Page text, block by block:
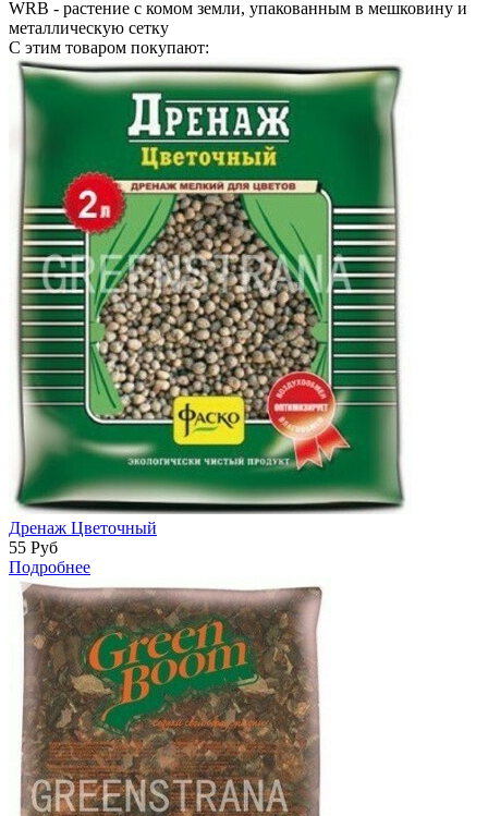
WRB - растение с комом земли, упакованным в мешковину и
металлическую сетку
С этим товаром покупают:
Дренаж Цветочный
55 Руб
Подробнее